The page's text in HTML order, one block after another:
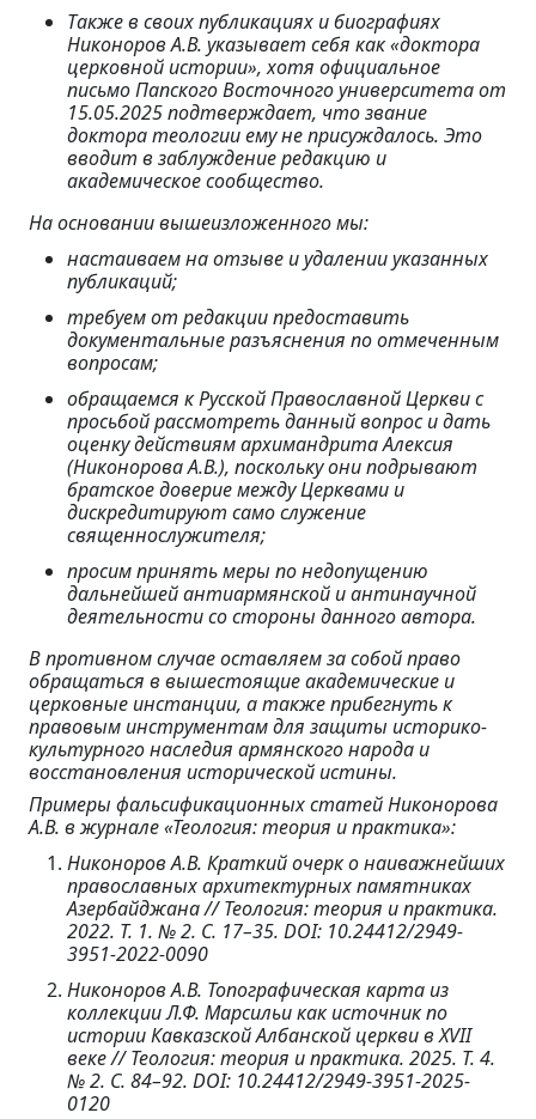
Также в своих публикациях и биографиях
Никоноров А.В. указывает себя как «доктора
церковной истории», хотя официальное
письмо Папского Восточного университета от
15.05.2025 подтверждает, что звание
доктора теологии ему не присуждалось. Это
вводит в заблуждение редакцию и
академическое сообщество.
На основании вышеизложенного мы:
настаиваем на отзыве и удалении указанных
публикаций;
требуем от редакции предоставить
документальные разъяснения по отмеченным
вопросам;
обращаемся к Русской Православной Церкви с
просьбой рассмотреть данный вопрос и дать
оценку действиям архимандрита Алексия
(Никонорова А.В.), поскольку они подрывают
братское доверие между Церквами и
дискредитируют само служение
священнослужителя;
просим принять меры по недопущению
дальнейшей антиармянской и антинаучной
деятельности со стороны данного автора.
В противном случае оставляем за собой право
обращаться в вышестоящие академические и
церковные инстанции, а также прибегнуть к
правовым инструментам для защиты историко-
культурного наследия армянского народа и
восстановления исторической истины.
Примеры фальсификационных статей Никонорова
А.В. в журнале «Теология: теория и практика»:
Никоноров А.В. Краткий очерк о наиважнейших
православных архитектурных памятниках
Азербайджана // Теология: теория и практика.
2022. Т. 1. № 2. С. 17–35. DOI: 10.24412/2949-
3951-2022-0090
Никоноров А.В. Топографическая карта из
коллекции Л.Ф. Марсильи как источник по
истории Кавказской Албанской церкви в XVII
веке // Теология: теория и практика. 2025. Т. 4.
№ 2. С. 84–92. DOI: 10.24412/2949-3951-2025-
0120